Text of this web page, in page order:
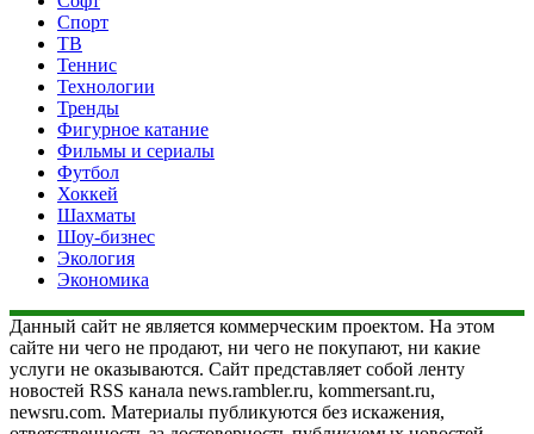
Спорт
ТВ
Теннис
Технологии
Тренды
Фигурное катание
Фильмы и сериалы
Футбол
Хоккей
Шахматы
Шоу-бизнес
Экология
Экономика
Данный сайт не является коммерческим проектом. На этом
сайте ни чего не продают, ни чего не покупают, ни какие
услуги не оказываются. Сайт представляет собой ленту
новостей RSS канала news.rambler.ru, kommersant.ru,
newsru.com. Материалы публикуются без искажения,